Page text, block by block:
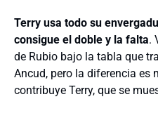
Terry usa todo su
consigue el doble y la falta.
de Rubio bajo la tabla que
Ancud, pero la diferencia es
contribuye Terry, que se